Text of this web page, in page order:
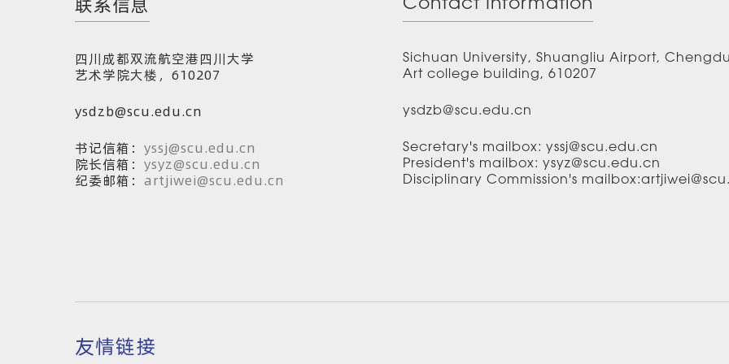
联系信息
四川成都双流航空港四川大学
艺术学院大楼，610207
ysdzb@scu.edu.cn
书记信箱： yssj@scu.edu.cn
院长信箱： ysyz@scu.edu.cn
纪委邮箱： artjiwei@scu.edu.cn
Contact Information
Sichuan University, Shuangliu Airport,
Art college building, 610207
ysdzb@scu.edu.cn
Secretary's mailbox: yssj@scu.edu.cn
President's mailbox: ysyz@scu.edu.cn
Disciplinary Commission's
友情链接